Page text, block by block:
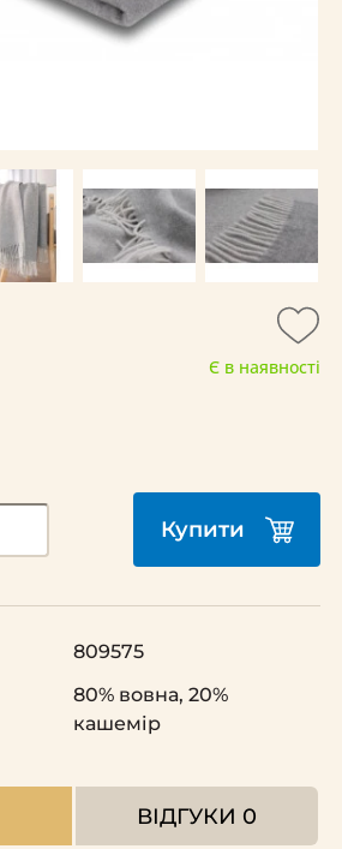
Є в наявності
Купити
809575
80% вовна, 20%
кашемір
ВІДГУКИ 0